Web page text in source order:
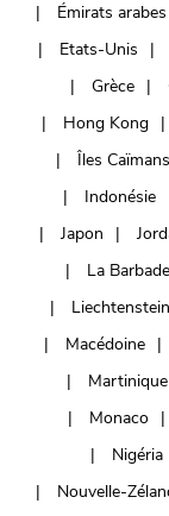
Émirats
Etats-Unis
Grèce
Hong Kong
Îles Caïmans
Indonésie
Japon
La Barbade
Liechtenstein
Macédoine
Martinique
Monaco
Nigéria
Nouvelle-